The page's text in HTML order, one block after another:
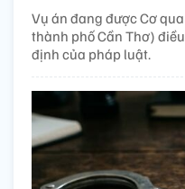
Vụ án đang được Cơ
thành phố Cần Thơ)
định của pháp luật.